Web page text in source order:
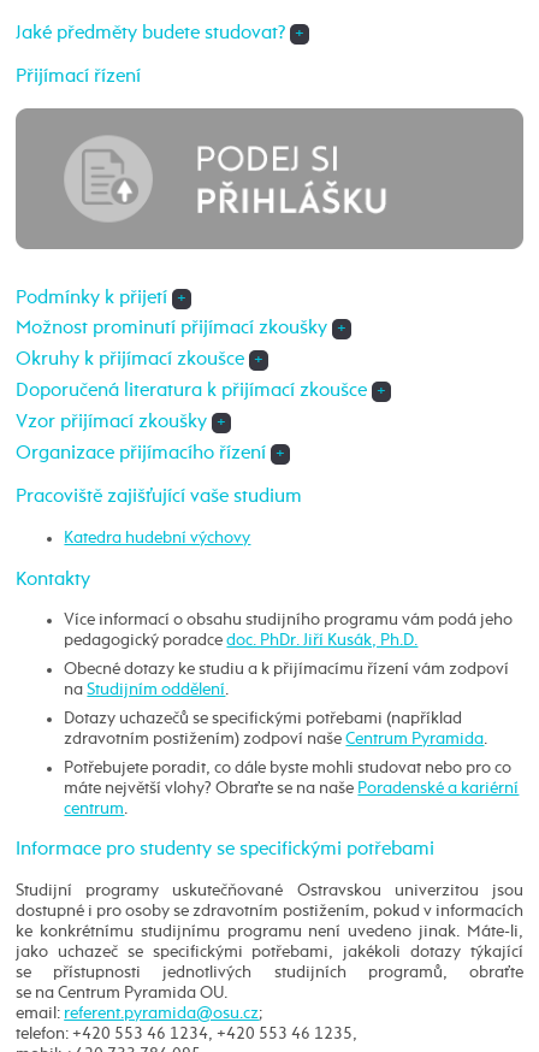
Jaké předměty budete studovat? +
Přijímací řízení
Podmínky k přijetí +
Možnost prominutí přijímací zkoušky +
Okruhy k přijímací zkoušce +
Doporučená literatura k přijímací zkoušce +
Vzor přijímací zkoušky +
Organizace přijímacího řízení +
Pracoviště zajišťující vaše studium
Katedra hudební výchovy
Kontakty
Více informací o obsahu studijního programu vám podá jeho
pedagogický poradcedoc. PhDr. Jiří Kusák, Ph.D.
Obecné dotazy ke studiu a k přijímacímu řízení vám zodpoví
naStudijním oddělení.
Dotazy uchazečů se specifickými potřebami (například
zdravotním postižením) zodpoví našeCentrum Pyramida.
Potřebujete poradit, co dále byste mohli studovat nebo pro co
máte největší vlohy? Obraťte se na naše Poradenské a kariérní
centrum
Informace pro studenty se specifickými potřebami
Studijní programy uskutečňované Ostravskou univerzitou jsou
dostupné i pro osoby se zdravotním postižením, pokud v informacích
ke konkrétnímu studijnímu programu není uvedeno jinak. Máte-li,
jako uchazeč se specifickými potřebami, jakékoli dotazy týkající
se přístupnosti jednotlivých studijních programů, obraťte
se na Centrum Pyramida OU.
email:
;
telefon: +420 553 46 1234, +420 553 46 1235,